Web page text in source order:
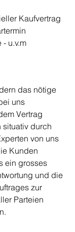
Kaufvertrag
u.v.m
das nötige
uns
Vertrag
situativ durch
von uns
Kunden
ein grosses
und die
zur
Parteien